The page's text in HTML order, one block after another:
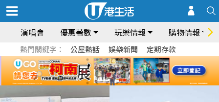
演唱會 優惠著數 玩樂情報 購物情報
熱門關鍵字： 公屋熱話 娛樂新聞 定期存款